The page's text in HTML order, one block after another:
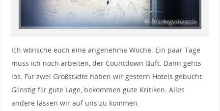
Ich wünsche euch eine angenehme Woche. Ein paar Tage
muss ich noch arbeiten, der Countdown läuft. Dann gehts
los. Für zwei Großstädte haben wir gestern Hotels gebucht.
Günstig für gute Lage, bekommen gute Kritiken. Alles
andere lassen wir auf uns zu kommen.